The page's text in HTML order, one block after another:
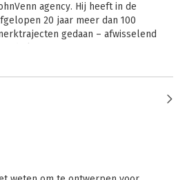
agency. Hij heeft in de
20 jaar meer dan 100
gedaan – afwisselend
bureaus. Hij adviseert, traint
Centraal Museum, Kröller-Müller, KRO-